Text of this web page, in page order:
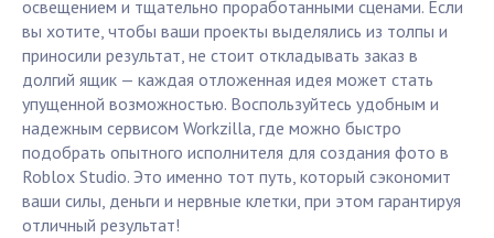
освещением и тщательно проработанными сценами. Если
вы хотите, чтобы ваши проекты выделялись из толпы и
приносили результат, не стоит откладывать заказ в
долгий ящик — каждая отложенная идея может стать
упущенной возможностью. Воспользуйтесь удобным и
надежным сервисом Workzilla, где можно быстро
подобрать опытного исполнителя для создания фото в
Roblox Studio. Это именно тот путь, который сэкономит
ваши силы, деньги и нервные клетки, при этом гарантируя
отличный результат!